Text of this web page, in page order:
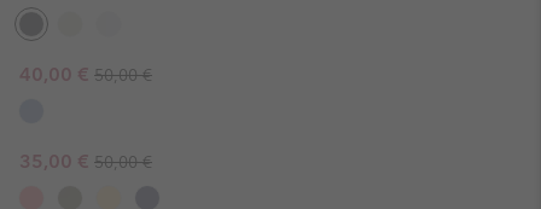
Sale price:
40,00 € Regular price:
50,00 €
Sale price:
35,00 € Regular price:
50,00 €